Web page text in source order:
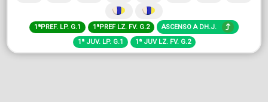
1ªPREF. LP. G.1 1ªPREF LZ. FV. G.2
ASCENSO A DH.J.
1ª JUV. LP. G.1
1ª JUV LZ. FV. G.2